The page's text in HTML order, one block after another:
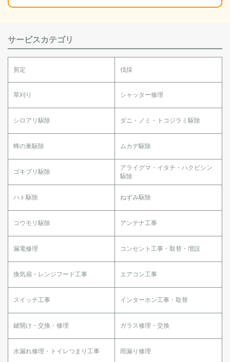
サービスカテゴリ
剪定 伐採
草刈り シャッター修理
シロアリ駆除 ダニ・ノミ・トコジラミ駆除
蜂の巣駆除 ムカデ駆除
ゴキブリ駆除
アライグマ・イタチ・ハクビシン
駆除
ハト駆除 ねずみ駆除
コウモリ駆除 アンテナ工事
漏電修理 コンセント工事・取替・増設
換気扇・レンジフード工事 エアコン工事
スイッチ工事 インターホン工事・取替
鍵開け・交換・修理 ガラス修理・交換
水漏れ修理・トイレつまり工事 雨漏り修理